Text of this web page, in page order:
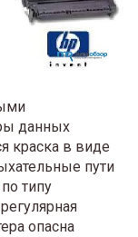
данных
краска в виде
пути
типу
опасна